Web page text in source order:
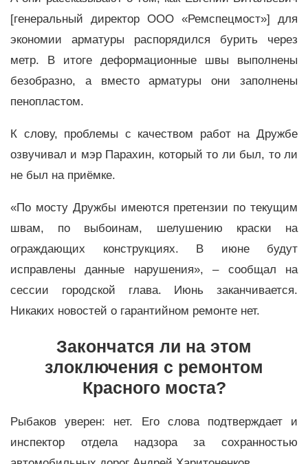
[генеральный директор ООО «Ремспецмост»] для
экономии арматуры распорядился бурить через
метр. В итоге деформационные швы выполнены
безобразно, а вместо арматуры они заполнены
пенопластом.
К слову, проблемы с качеством работ на Дружбе
озвучивал и мэр Парахин, который то ли был, то ли
не был на приёмке.
«По мосту Дружбы имеются претензии по текущим
швам, по выбоинам, шелушению краски на
ограждающих конструкциях. В июне будут
исправлены данные нарушения», – сообщал на
сессии городской глава. Июнь заканчивается.
Никаких новостей о гарантийном ремонте нет.
Закончатся ли на этом
злоключения с ремонтом
Красного моста?
Рыбаков уверен: нет. Его слова подтверждает и
инспектор отдела надзора за сохранностью